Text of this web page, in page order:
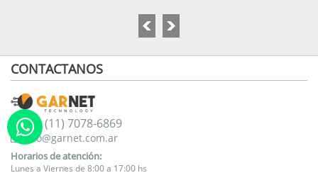
CONTACTANOS
+54 (11) 7078-6869
info@garnet.com.ar
Horarios de atención:
Lunes a Viernes de 8:00 a 17:00 hs